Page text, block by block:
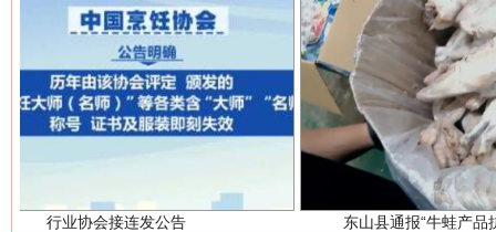
中国视频新闻网.
中国廉政法纪网.
红船起航处 潮起向未来 广州首
连发公告 东山县通报“牛蛙产品抗生素超标问题”